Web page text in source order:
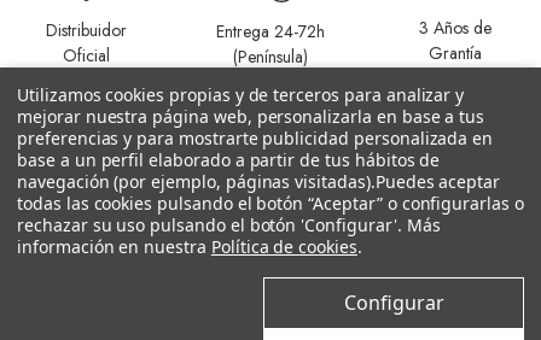
Distribuidor
Oficial
Entrega 24-72h
(Península)
3 Años de
Grantía
Productos relacionados
Utilizamos cookies propias y de terceros para analizar y
mejorar nuestra página web, personalizarla en base a tus
preferencias y para mostrarte publicidad personalizada en
base a un perfil elaborado a partir de tus hábitos de
navegación (por ejemplo, páginas visitadas).Puedes aceptar
todas las cookies pulsando el botón “Aceptar” o configurarlas o
rechazar su uso pulsando el botón 'Configurar'. Más
información en nuestra Política de cookies.
Configurar